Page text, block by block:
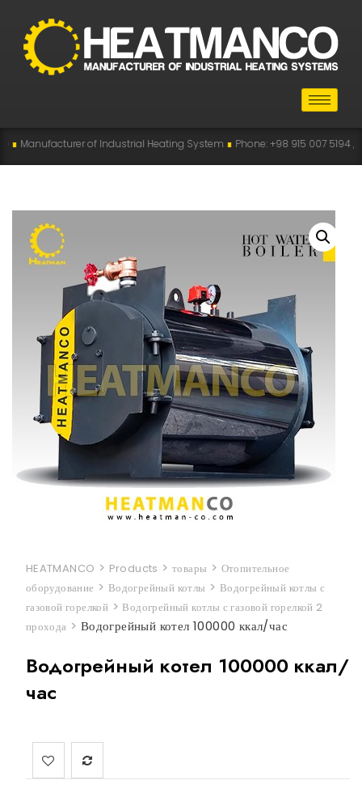
of Industrial Heating System ∎Phone: +98 915 007 5194 , +98 915 112 5194∎
HEATMANCO > Products > товары > Отопительное
оборудование > Водогрейный котлы > Водогрейный котлы с
газовой горелкой > Водогрейный котлы с газовой горелкой 2
прохода > Водогрейный котел 100000 ккал/час
Водогрейный котел 100000 ккал/
час